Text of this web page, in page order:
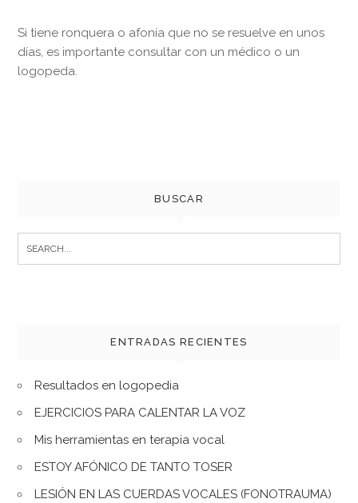
Si tiene ronquera o afonía que no se resuelve en unos
días, es importante consultar con un médico o un
logopeda.
BUSCAR
for:
ENTRADAS RECIENTES
Resultados en logopedia
EJERCICIOS PARA CALENTAR LA VOZ
Mis herramientas en terapia vocal
ESTOY AFÓNICO DE TANTO TOSER
LESIÓN EN LAS CUERDAS VOCALES (FONOTRAUMA)